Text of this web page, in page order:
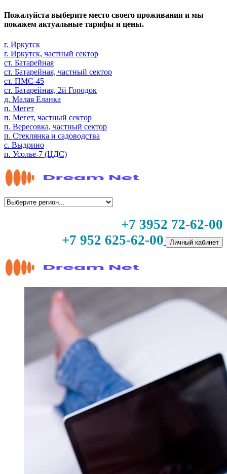
Пожалуйста выберите место своего проживания и мы
покажем актуальные тарифы и цены.
г. Иркутск
г. Иркутск, частный сектор
ст. Батарейная
ст. Батарейная, частный сектор
ст. ПМС-45
ст. Батарейная, 2й Городок
д. Малая Еланка
п. Мегет
п. Мегет, частный сектор
п. Вересовка, частный сектор
п. Стеклянка и садоводства
с. Выдрино
п. Усолье-7 (ЦДС)
+7 3952 72-62-00
+7 952 625-62-00
Личный кабинет